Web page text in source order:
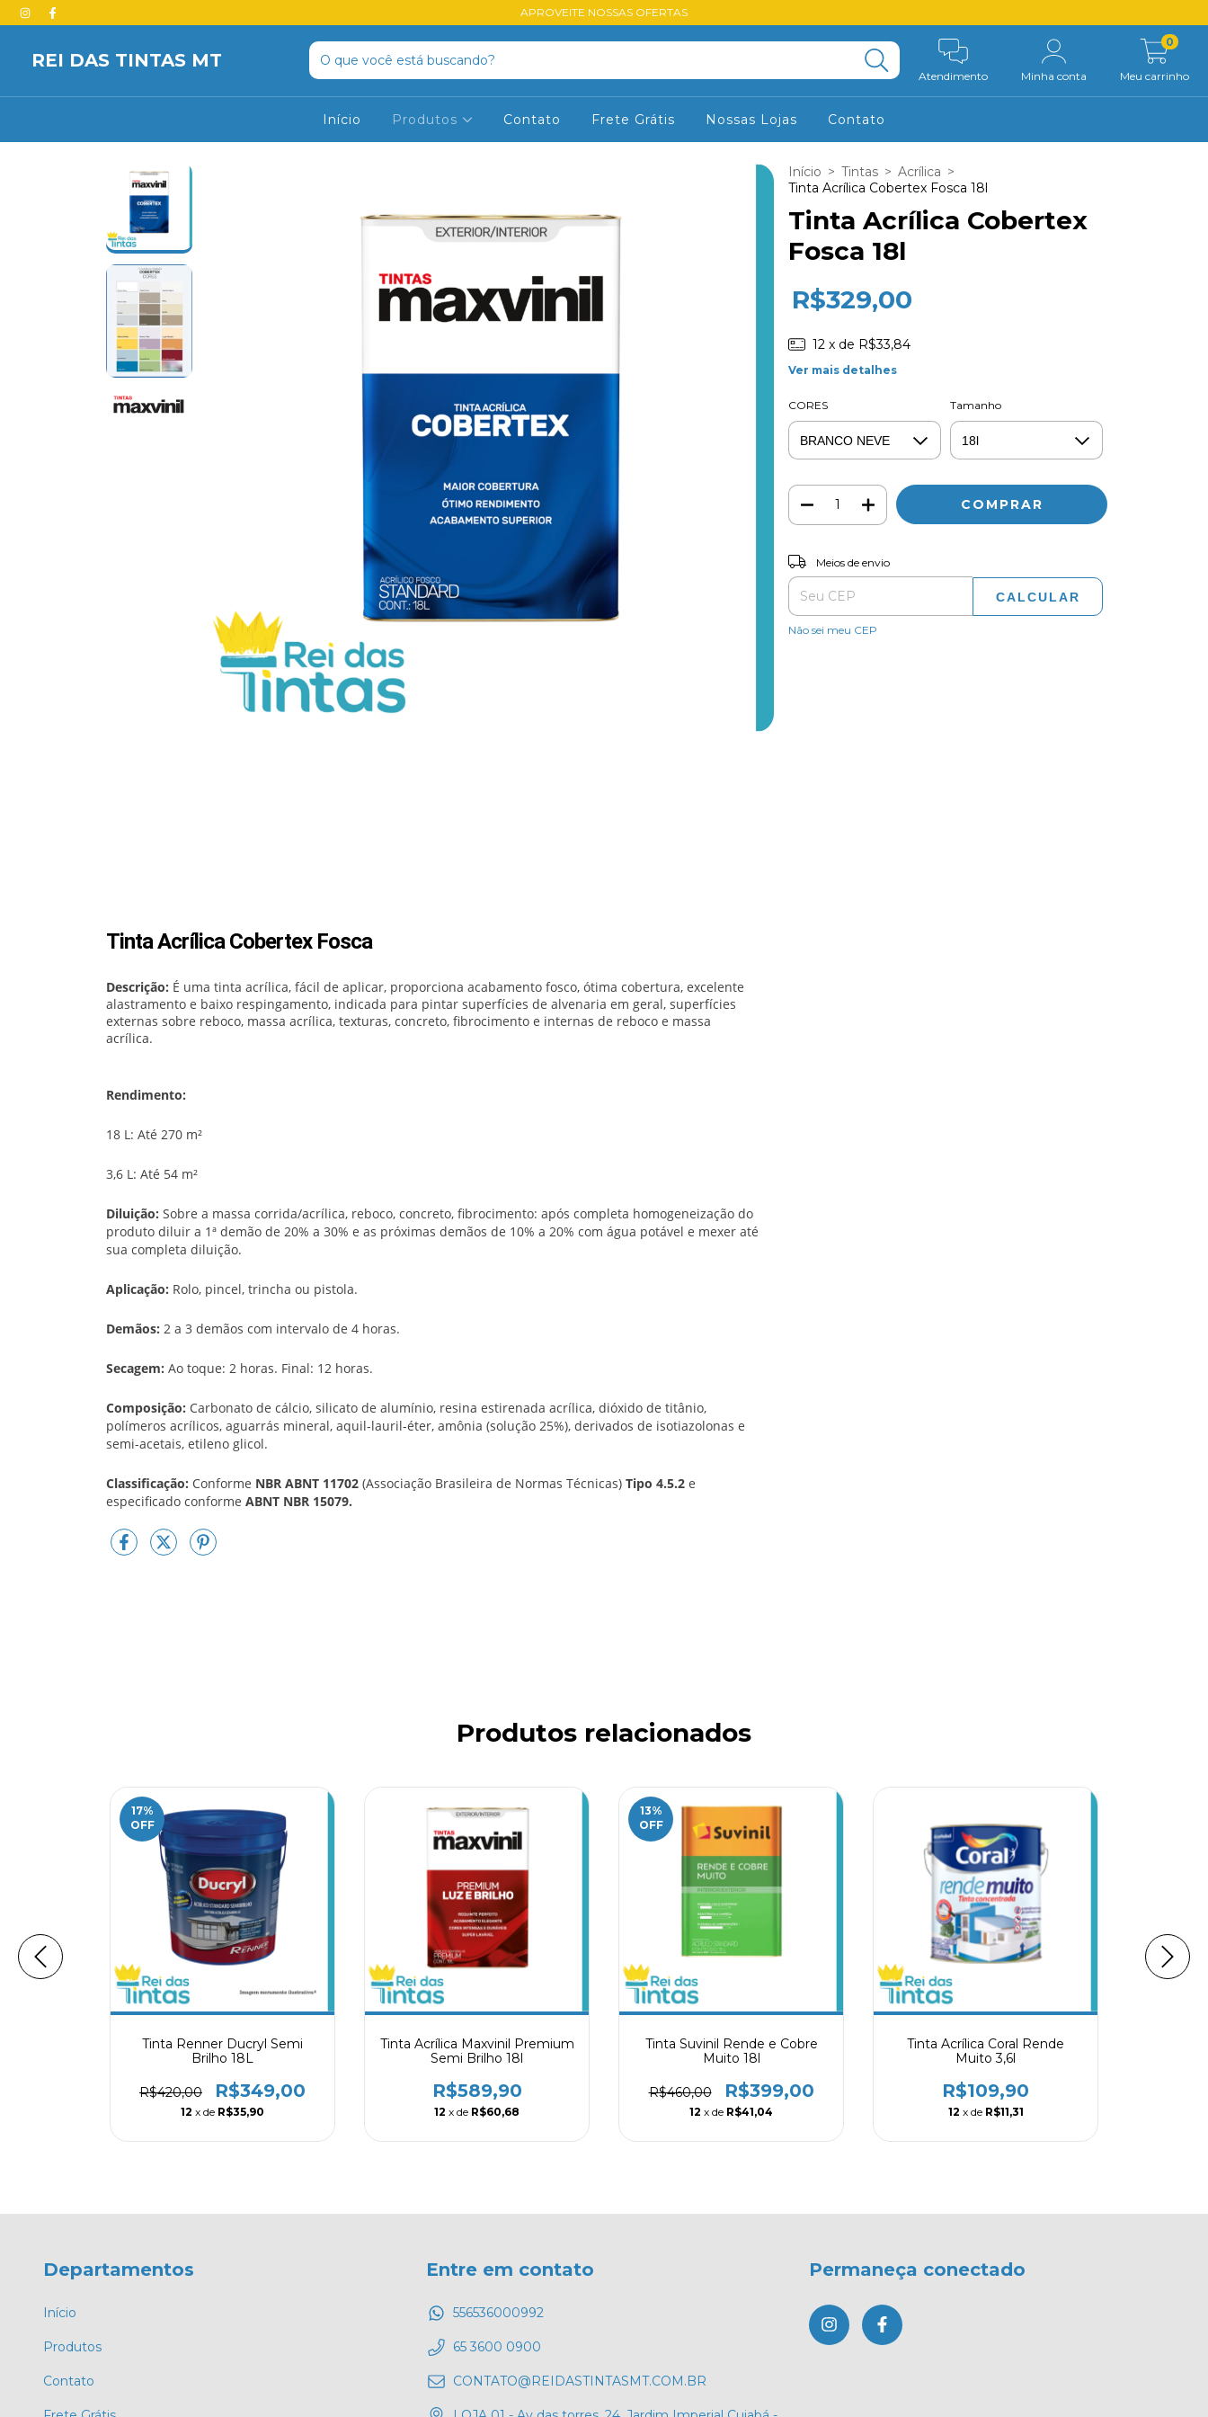
APROVEITE NOSSAS OFERTAS
REI DAS TINTAS MT
Atendimento Minha conta Meu carrinho
0
Início Produtos Contato Frete Grátis Nossas Lojas Contato
Tinta Acrílica Cobertex Fosca
Descrição: É uma tinta acrílica, fácil de aplicar, proporciona acabamento fosco, ótima cobertura, excelente
alastramento e baixo respingamento, indicada para pintar superfícies de alvenaria em geral, superfícies
externas sobre reboco, massa acrílica, texturas, concreto, fibrocimento e internas de reboco e massa
acrílica.
Rendimento:
18 L: Até 270 m²
3,6 L: Até 54 m²
Diluição: Sobre a massa corrida/acrílica, reboco, concreto, fibrocimento: após completa homogeneização do
produto diluir a 1ª demão de 20% a 30% e as próximas demãos de 10% a 20% com água potável e mexer até
sua completa diluição.
Aplicação: Rolo, pincel, trincha ou pistola.
Demãos: 2 a 3 demãos com intervalo de 4 horas.
Secagem: Ao toque: 2 horas. Final: 12 horas.
Composição: Carbonato de cálcio, silicato de alumínio, resina estirenada acrílica, dióxido de titânio,
polímeros acrílicos, aguarrás mineral, aquil-lauril-éter, amônia (solução 25%), derivados de isotiazolonas e
semi-acetais, etileno glicol.
Classificação: Conforme NBR ABNT 11702 (Associação Brasileira de Normas Técnicas) Tipo 4.5.2 e
especificado conforme ABNT NBR 15079.
Início > Tintas > Acrílica >
Tinta Acrílica Cobertex Fosca 18l
Tinta Acrílica Cobertex
Fosca 18l
R$329,00
12 x de R$33,84
Ver mais detalhes
CORES Tamanho
Entregas para o CEP:
Meios de envio
CALCULAR
Não sei meu CEP
Produtos relacionados
17%
OFF
Tinta Renner Ducryl Semi
Brilho 18L
R$420,00 R$349,00
12 x de R$35,90
Tinta Acrílica Maxvinil Premium
Semi Brilho 18l
R$589,90
12 x de R$60,68
13%
OFF
Tinta Suvinil Rende e Cobre
Muito 18l
R$460,00 R$399,00
12 x de R$41,04
Tinta Acrílica Coral Rende
Muito 3,6l
R$109,90
12 x de R$11,31
Departamentos
Início
Produtos
Contato
Entre em contato
556536000992
65 3600 0900
CONTATO@REIDASTINTASMT.COM.BR
Permaneça conectado